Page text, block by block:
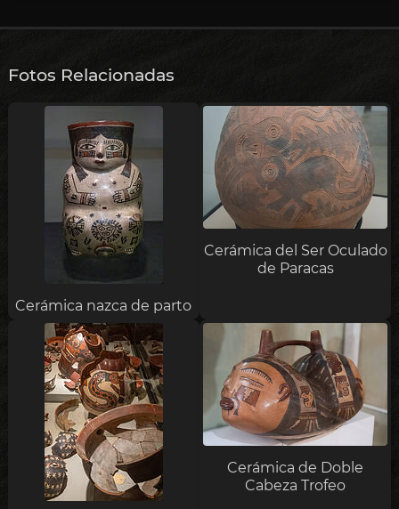
Fotos Relacionadas
Cerámica nazca de parto
Cerámica del Ser Oculado
de Paracas
Cerámica de Doble
Cabeza Trofeo